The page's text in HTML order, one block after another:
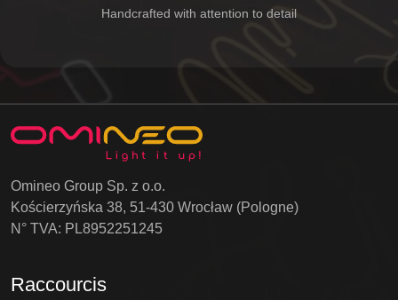
Handcrafted with attention to detail
Omineo Group Sp. z o.o.
Kościerzyńska 38, 51-430 Wrocław (Pologne)
N° TVA: PL8952251245
Raccourcis